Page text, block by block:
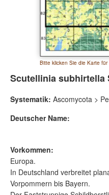
Bitte klicken Sie die Karte für
Scutellinia subhirtella
Systematik: Ascomycota >
Deutscher Name:
Vorkommen:
Europa.
In Deutschland verbreitet
Vorpommern bis Bayern.